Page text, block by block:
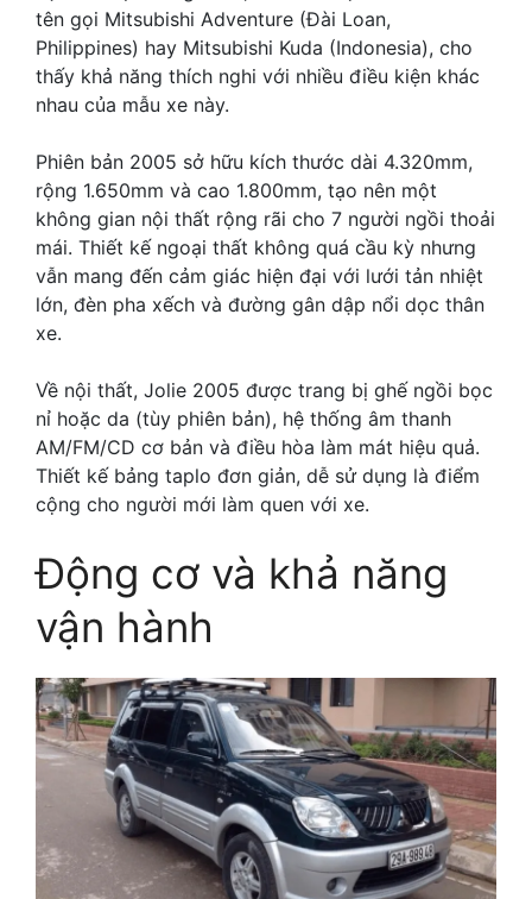
tên gọi Mitsubishi Adventure (Đài Loan,
Philippines) hay Mitsubishi Kuda (Indonesia), cho
thấy khả năng thích nghi với nhiều điều kiện khác
nhau của mẫu xe này.
Phiên bản 2005 sở hữu kích thước dài 4.320mm,
rộng 1.650mm và cao 1.800mm, tạo nên một
không gian nội thất rộng rãi cho 7 người ngồi thoải
mái. Thiết kế ngoại thất không quá cầu kỳ nhưng
vẫn mang đến cảm giác hiện đại với lưới tản nhiệt
lớn, đèn pha xếch và đường gân dập nổi dọc thân
xe.
Về nội thất, Jolie 2005 được trang bị ghế ngồi bọc
nỉ hoặc da (tùy phiên bản), hệ thống âm thanh
AM/FM/CD cơ bản và điều hòa làm mát hiệu quả.
Thiết kế bảng taplo đơn giản, dễ sử dụng là điểm
cộng cho người mới làm quen với xe.
Động cơ và khả năng
vận hành